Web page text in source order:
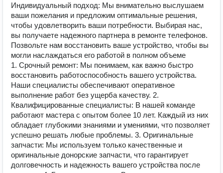
Индивидуальный подход: Мы внимательно выслушаем
ваши пожелания и предложим оптимальные решения,
чтобы удовлетворить ваши потребности. Выбирая нас,
вы получаете надежного партнера в ремонте телефонов.
Позвольте нам восстановить ваше устройство, чтобы вы
могли наслаждаться его работой в полном объеме
1. Срочный ремонт: Мы понимаем, как важно быстро
восстановить работоспособность вашего устройства.
Наши специалисты обеспечивают оперативное
выполнение работ без ущерба качеству. 2.
Квалифицированные специалисты: В нашей команде
работают мастера с опытом более 10 лет. Каждый из них
обладает глубокими знаниями и умениями, что позволяет
успешно решать любые проблемы. 3. Оригинальные
запчасти: Мы используем только качественные и
оригинальные донорские запчасти, что гарантирует
долговечность и надежность вашего устройства после